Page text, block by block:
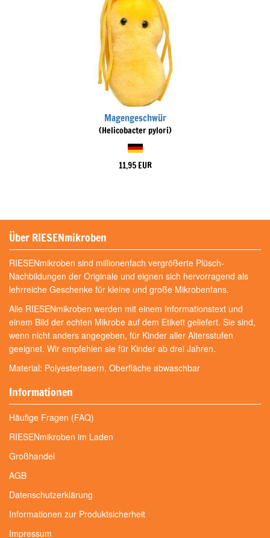
Magengeschwür
(Helicobacter pylori)
11,95 EUR
Über RIESENmikroben
RIESENmikroben sind millionenfach vergrößerte Plüsch-
Nachbildungen der Originale und eignen sich hervorragend als
lehrreiche Geschenke für kleine und große Mikrobenfans.
Alle RIESENmikroben werden mit einem Informationstext und
einem Bild der echten Mikrobe auf dem Etikett geliefert. Sie sind,
wenn nicht anders angegeben, für Kinder aller Altersstufen
geeignet. Wir empfehlen sie für Kinder ab drei Jahren.
Material: Polyesterfasern, Oberfläche abwaschbar
Informationen
Häufige Fragen (FAQ)
RIESENmikroben im Laden
Großhandel
AGB
Datenschutzerklärung
Informationen zur Produktsicherheit
Impressum